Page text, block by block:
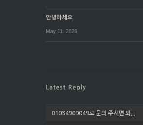
안녕하세요
May 11. 2026
01034909049로 문의 주시면 되...